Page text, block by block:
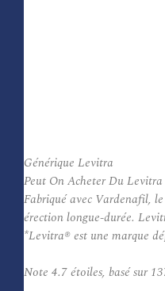
Générique Levitra
Peut On Acheter Du Levitra
Fabriqué avec Vardenafil,
érection longue-durée.
*Levitra® est une marque
Note 4.7étoiles, basé sur